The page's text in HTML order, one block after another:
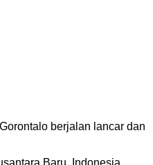
berjalan lancar dan
Baru, Indonesia